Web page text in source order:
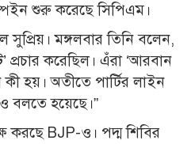
শুরু করেছে সিপিএম।
মঙ্গলবার তিনি বলেন,
করেছিল। এঁরা ‘আরবান
হয়। অতীতে পার্টির লাইন
বলতে হয়েছে।”
করছে BJP-ও। পদ্ম শিবির